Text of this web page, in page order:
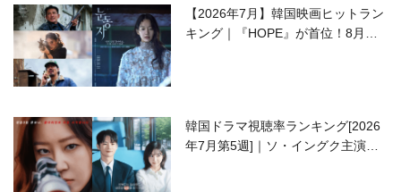
【2026年7月】韓国映画ヒットラン
キング｜『HOPE』が首位！8月公
韓国ドラマ視聴率ランキング[2026
年7月第5週]｜ソ・イングク主演の